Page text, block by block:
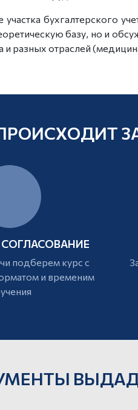
бухгалтерского
базу, но и
и разных отраслей
подберем курс с
и временим